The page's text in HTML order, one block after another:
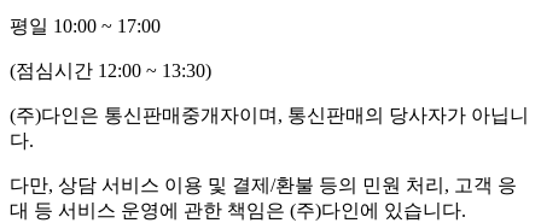
평일 10:00 ~ 17:00
(점심시간 12:00 ~ 13:30)
(주)다인은 통신판매중개자이며, 통신판매의 당사자가 아닙니
다.
다만, 상담 서비스 이용 및 결제/환불 등의 민원 처리, 고객 응
대 등 서비스 운영에 관한 책임은 (주)다인에 있습니다.